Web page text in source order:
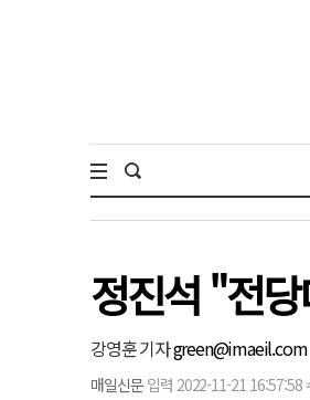
정진석 "전
강영훈 기자green@imaeil.com
매일신문 입력 2022-11-21 16:57:58